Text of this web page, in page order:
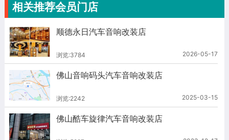
相关推荐会员门店
顺德永日汽车音响改装店
2026-05-17
浏览:3784
佛山音响码头汽车音响改装店
2025-03-15
浏览:2242
佛山酷车旋律汽车音响改装店